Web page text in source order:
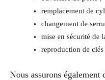
remplacement de
changement de
mise en sécurité de
reproduction de
Nous assurons également